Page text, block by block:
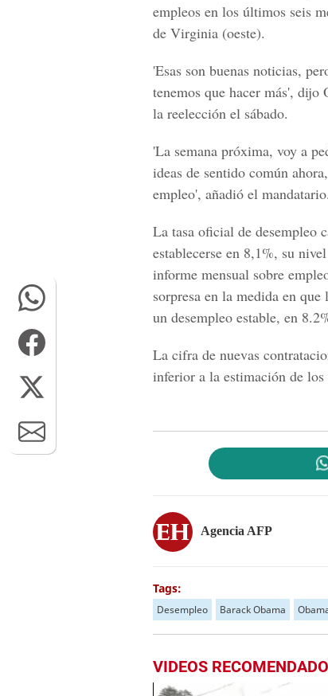
empleos en los últimos seis
de Virginia (oeste).
'Esas son buenas noticias,
tenemos que hacer más',
la reelección el sábado.
'La semana próxima, voy a
ideas de sentido común
empleo', añadió el mandatario.
La tasa oficial de desempleo
establecerse en 8,1%, su
informe mensual sobre
sorpresa en la medida en
un desempleo estable, en
La cifra de nuevas
inferior a la estimación de los
Agencia AFP
Tags:
Desempleo Barack Obama
VIDEOS